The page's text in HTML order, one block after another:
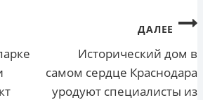
ДАЛЕЕ
Исторический дом в
самом сердце Краснодара
уродуют специалисты из